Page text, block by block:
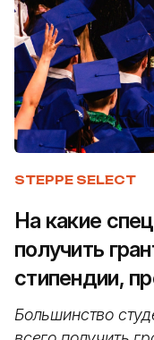
STEPPE SELECT
На какие
получить
стипендии,
Большинство